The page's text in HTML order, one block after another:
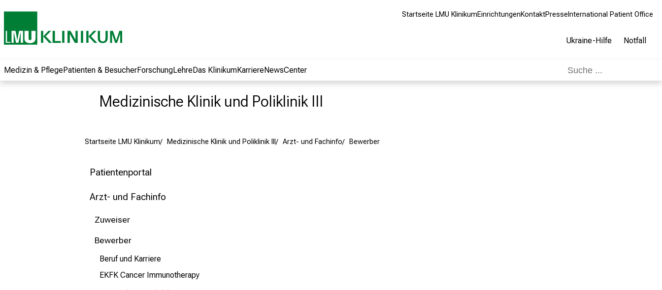
Startseite LMU KlinikumEinrichtungenKontaktPresse International Patient Office
Ukraine-Hilfe Notfall
Medizin & PflegePatienten & BesucherForschungLehreDas KlinikumKarriereNewsCenter
Medizinische Klinik und Poliklinik III
Startseite LMU Klinikum Medizinische Klinik und Poliklinik III Arzt- und Fachinfo Bewerber
Patientenportal
Arzt- und Fachinfo
Zuweiser
Bewerber
Beruf und Karriere
EKFK Cancer Immunotherapy
Informationen zu
Jobs, Ausbildungen
Weiterbildungen.
Kommen Sie
begeistern – ganz
ohne Anmeldung.
mehr Informationen